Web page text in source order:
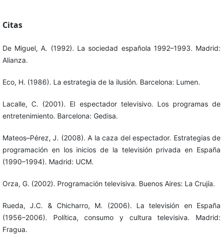
Citas
De Miguel, A. (1992). La sociedad española 1992–1993. Madrid:
Alianza.
Eco, H. (1986). La estrategia de la ilusión. Barcelona: Lumen.
Lacalle, C. (2001). El espectador televisivo. Los programas de
entretenimiento. Barcelona: Gedisa.
Mateos–Pérez, J. (2008). A la caza del espectador. Estrategias de
programación en los inicios de la televisión privada en España
(1990–1994). Madrid: UCM.
Orza, G. (2002). Programación televisiva. Buenos Aires: La Crujía.
Rueda, J.C. & Chicharro, M. (2006). La televisión en España
(1956–2006). Política, consumo y cultura televisiva. Madrid:
Fragua.